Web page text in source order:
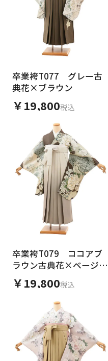
卒業袴T077 グレー古
典花×ブラウン
￥19,800税込
卒業袴T079 ココアブ
ラウン古典花×ベージュ
ぼかし
￥19,800税込